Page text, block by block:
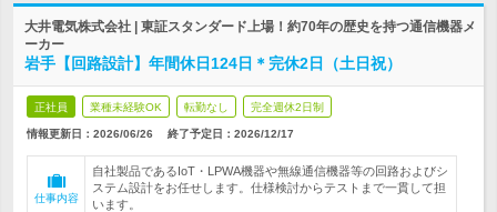
大井電気株式会社 | 東証スタンダード上場！約70年の歴史を持つ通信機器メ
ーカー
岩手【回路設計】年間休日124日＊完休2日（土日祝）
正社員 業種未経験OK 転勤なし 完全週休2日制
情報更新日：2026/06/26 終了予定日： 2026/12/17
仕事内容
自社製品であるIoT・LPWA機器や無線通信機器等の回路およびシ
ステム設計をお任せします。仕様検討からテストまで一貫して担
います。